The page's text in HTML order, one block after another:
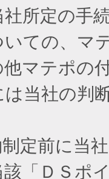
所定の手
ての、マ
マテポの
当社の判
定前に当
「ＤＳポ